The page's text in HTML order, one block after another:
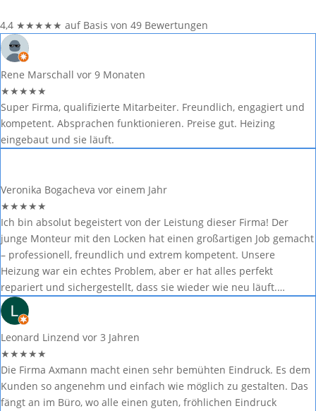
4,4 ★★★★★ auf Basis von 49 Bewertungen
Rene Marschall vor 9 Monaten
★★★★★
Super Firma, qualifizierte Mitarbeiter. Freundlich, engagiert und
kompetent. Absprachen funktionieren. Preise gut. Heizing
eingebaut und sie läuft.
Veronika Bogacheva vor einem Jahr
★★★★★
Ich bin absolut begeistert von der Leistung dieser Firma! Der
junge Monteur mit den Locken hat einen großartigen Job gemacht
– professionell, freundlich und extrem kompetent. Unsere
Heizung war ein echtes Problem, aber er hat alles perfekt
repariert und sichergestellt, dass sie wieder wie neu läuft.…
Leonard Linzend vor 3 Jahren
★★★★★
Die Firma Axmann macht einen sehr bemühten Eindruck. Es dem
Kunden so angenehm und einfach wie möglich zu gestalten. Das
fängt an im Büro, wo alle einen guten, fröhlichen Eindruck